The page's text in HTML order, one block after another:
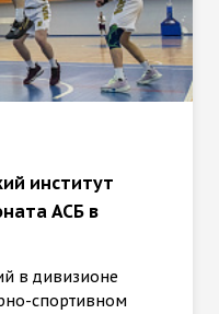
институт
АСБ в
в дивизионе
спортивном